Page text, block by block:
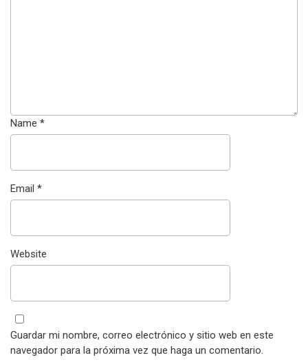
Name *
Email *
Website
Guardar mi nombre, correo electrónico y sitio web en este
navegador para la próxima vez que haga un comentario.